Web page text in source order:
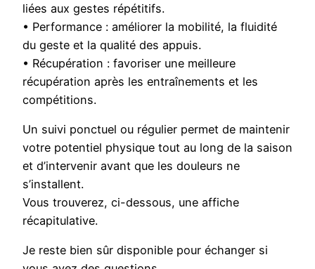
liées aux gestes répétitifs.
• Performance : améliorer la mobilité, la fluidité
du geste et la qualité des appuis.
• Récupération : favoriser une meilleure
récupération après les entraînements et les
compétitions.
Un suivi ponctuel ou régulier permet de maintenir
votre potentiel physique tout au long de la saison
et d’intervenir avant que les douleurs ne
s’installent.
Vous trouverez, ci-dessous, une affiche
récapitulative.
Je reste bien sûr disponible pour échanger si